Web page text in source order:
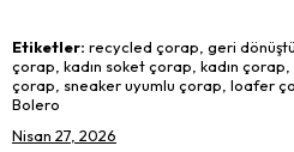
Etiketler: recycled çorap, geri
çorap, kadın soket çorap, kadın
çorap, sneaker uyumlu çorap, loafer
Bolero
Nisan 27, 2026